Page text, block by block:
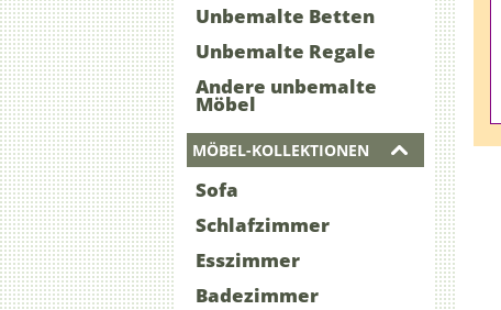
Unbemalte Betten
Unbemalte Regale
Andere unbemalte
Möbel
MÖBEL-KOLLEKTIONEN
Sofa
Schlafzimmer
Esszimmer
Badezimmer